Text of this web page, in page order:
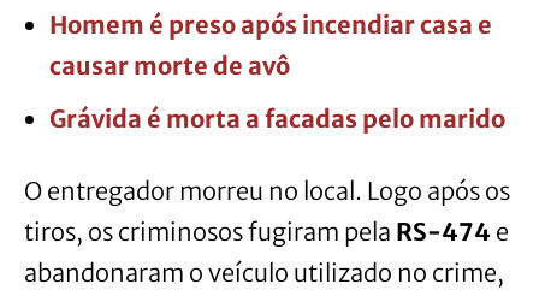
Homem é preso após incendiar casa e
causar morte de avô
Grávida é morta a facadas pelo marido
O entregador morreu no local. Logo após os
tiros, os criminosos fugiram pela RS-474 e
abandonaram o veículo utilizado no crime,